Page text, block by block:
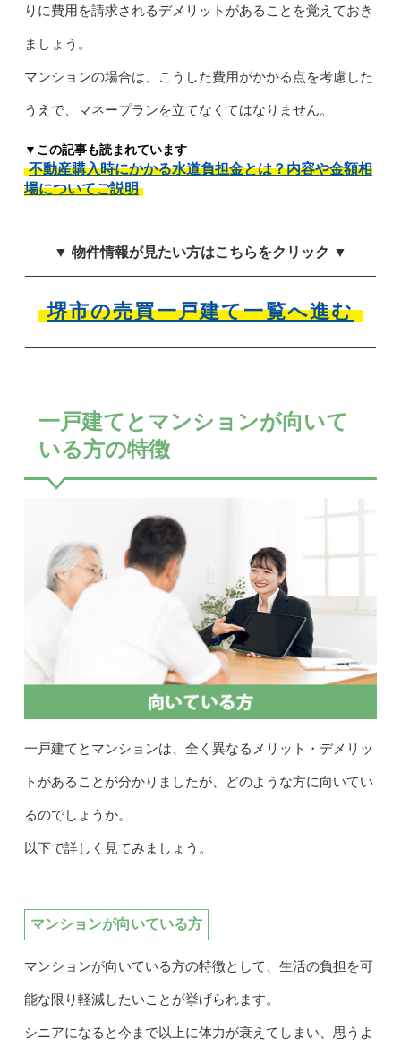
りに費用を請求されるデメリットがあることを覚えておき
ましょう。
マンションの場合は、こうした費用がかかる点を考慮した
うえで、マネープランを立てなくてはなりません。
▼この記事も読まれています
不動産購入時にかかる水道負担金とは？内容や金額相
場についてご説明
▼ 物件情報が見たい方はこちらをクリック ▼
堺市の売買一戸建て一覧へ進む
一戸建てとマンションが向いて
いる方の特徴
一戸建てとマンションは、全く異なるメリット・デメリッ
トがあることが分かりましたが、どのような方に向いてい
るのでしょうか。
以下で詳しく見てみましょう。
マンションが向いている方
マンションが向いている方の特徴として、生活の負担を可
能な限り軽減したいことが挙げられます。
シニアになると今まで以上に体力が衰えてしまい、思うよ